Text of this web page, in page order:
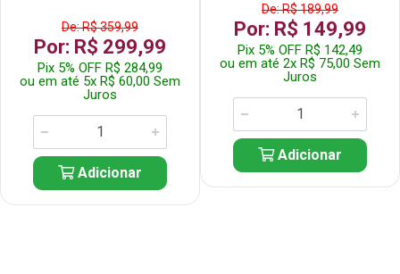
De: R$ 359,99
Por: R$ 299,99
Pix 5% OFF R$ 284,99
ou em até 5x R$ 60,00 Sem
Juros
Adicionar
De: R$ 189,99
Por: R$ 149,99
Pix 5% OFF R$ 142,49
ou em até 2x R$ 75,00 Sem
Juros
Adicionar